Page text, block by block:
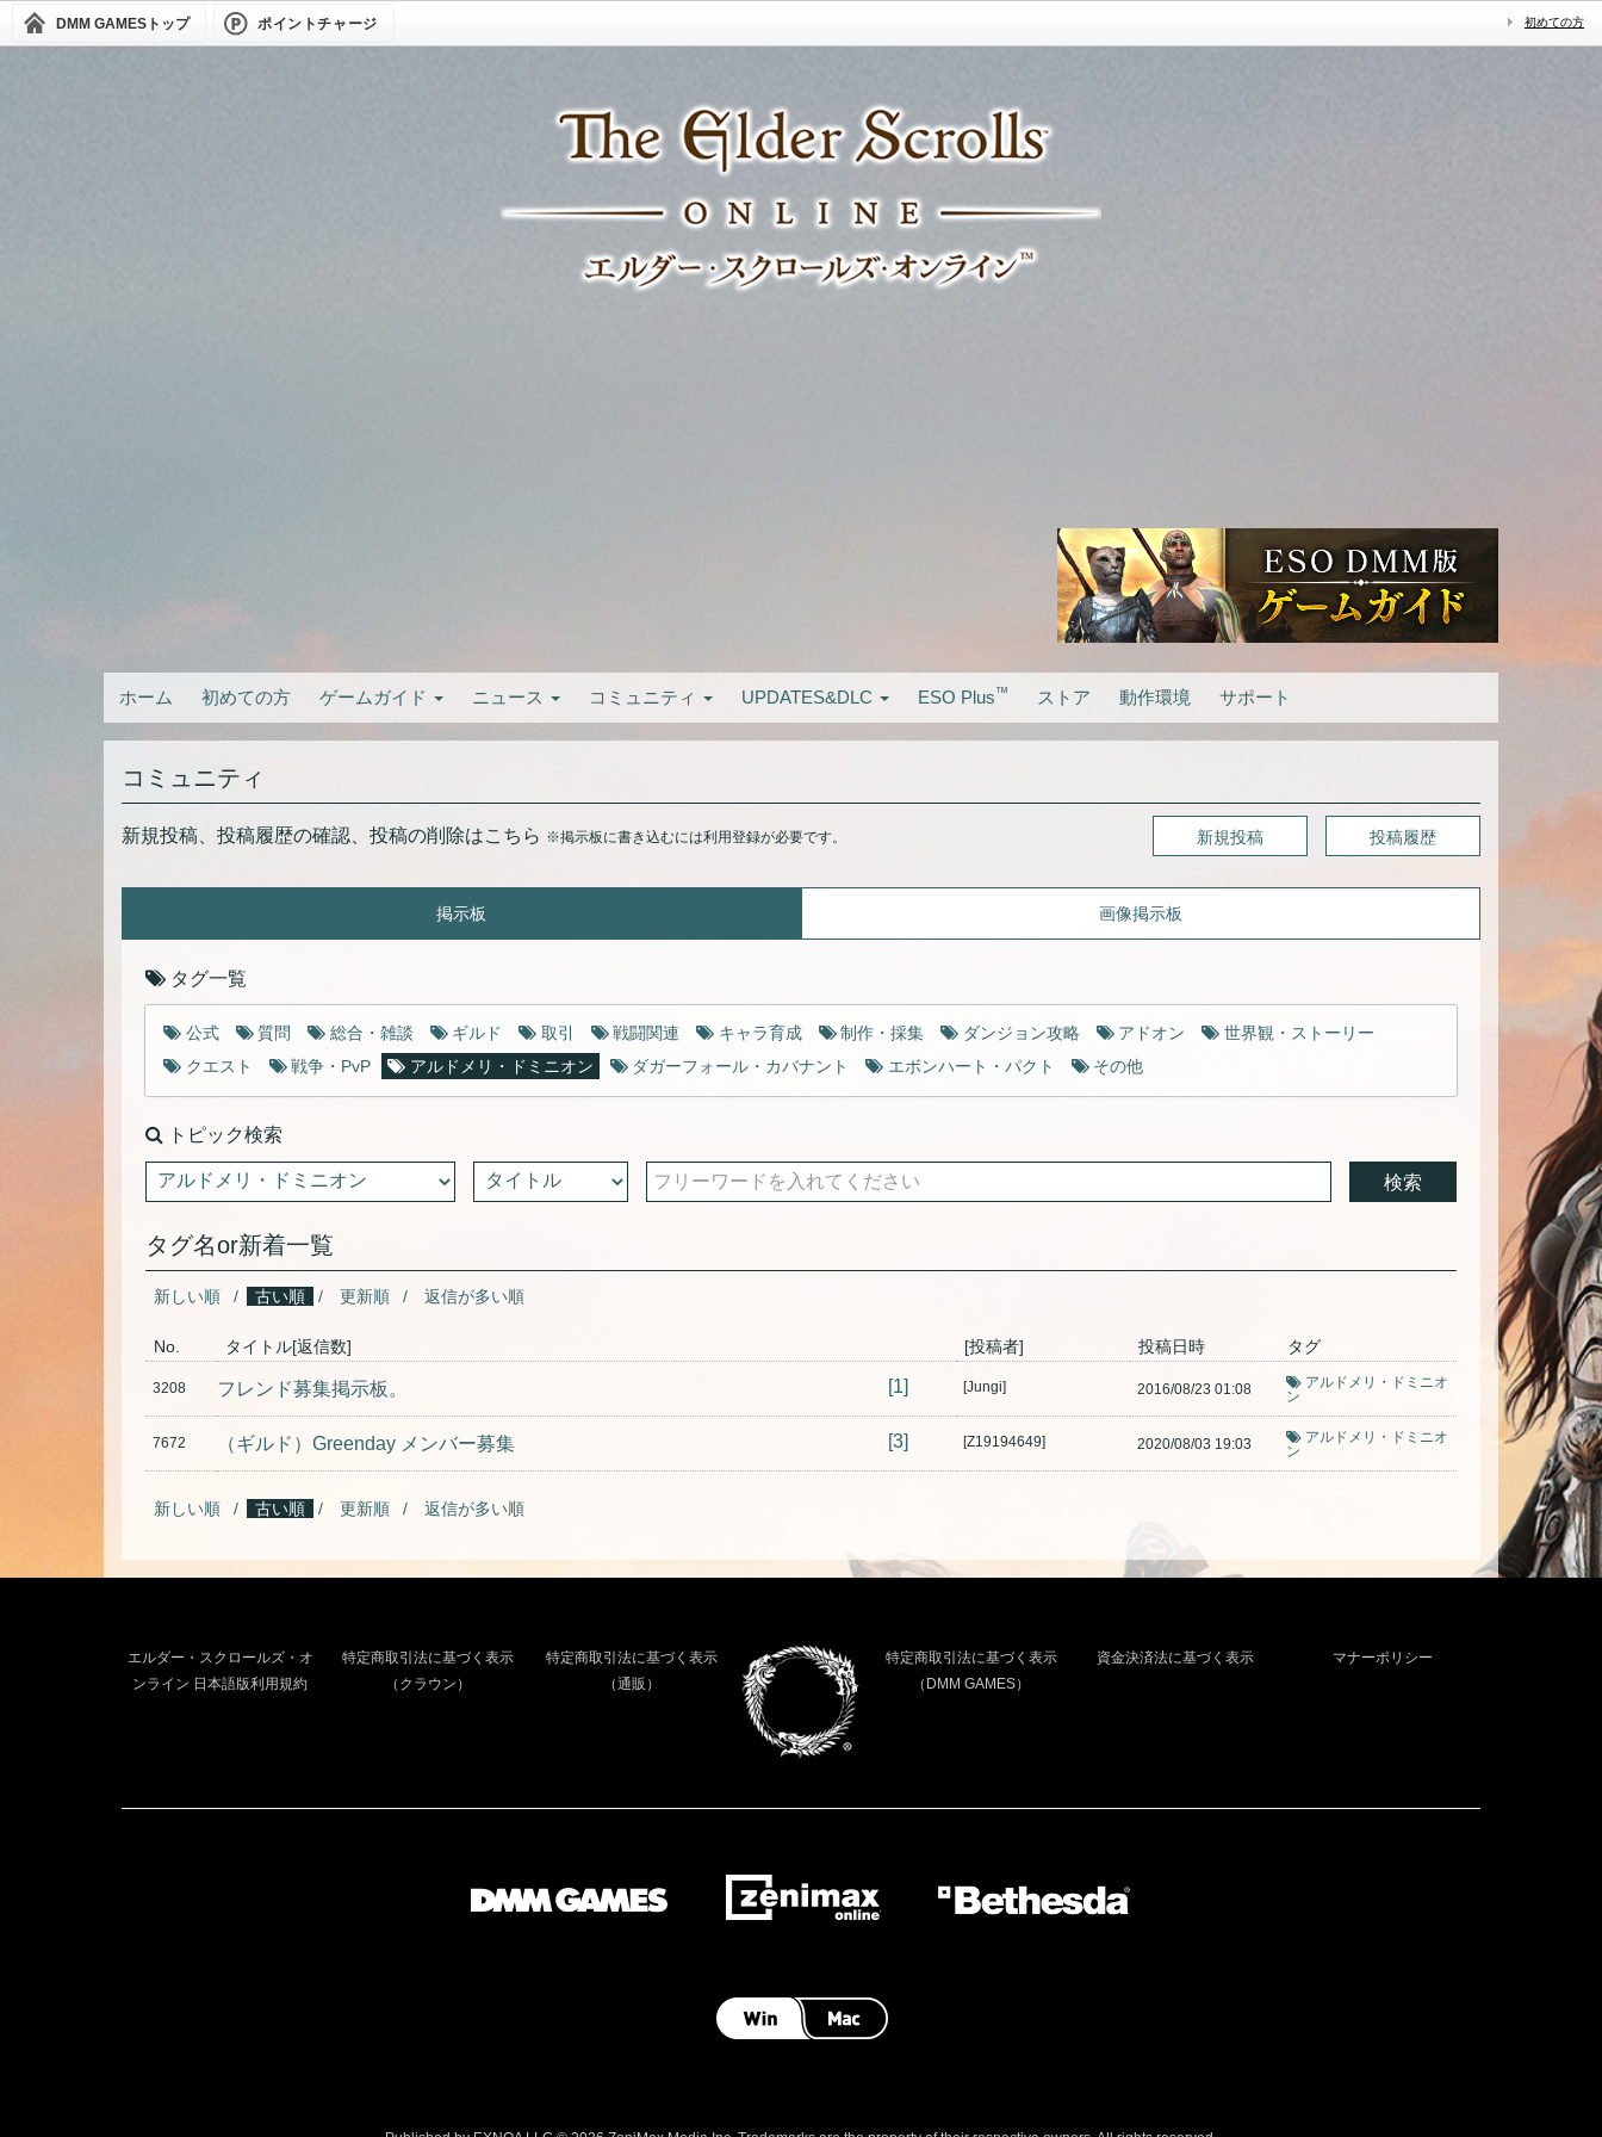
DMM GAMES トップ ポイントチャージ 初めての方
ホーム 初めての方 ゲームガイド ニュース コミュニティ UPDATES&DLC ESO Plus™ ストア 動作環境 サポート
コミュニティ
新規投稿、投稿履歴の確認、投稿の削除はこちら ※掲示板に書き込むには利用登録が必要です。 新規投稿 投稿履歴
掲示板 画像掲示板
タグ一覧
公式 質問 総合・雑談 ギルド 取引 戦闘関連 キャラ育成 制作・採集 ダンジョン攻略 アドオン
世界観・ストーリー
クエスト
戦争・PvP アルドメリ・ドミニオン ダガーフォール・カバナント エボンハート・パクト その他
トピック検索
タグ名or新着一覧
新しい順 古い順 更新順 返信が多い順
No. タイトル[返信数] [投稿者] 投稿日時 タグ
3208 フレンド募集掲示板。 [1] [Jungi] 2016/08/23 01:08
アルドメリ・ドミニオ
ン
7672 （ギルド）Greenday メンバー募集 [3] [Z19194649] 2020/08/03 19:03
アルドメリ・ドミニオ
ン
新しい順 古い順 更新順 返信が多い順
エルダー・スクロールズ・オ
ンライン 日本語版利用規約
特定商取引法に基づく表示
（クラウン）
特定商取引法に基づく表示
（通販）
特定商取引法に基づく表示
（DMM GAMES）
資金決済法に基づく表示 マナーポリシー